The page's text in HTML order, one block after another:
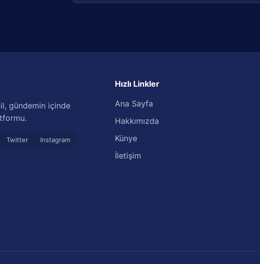
gündemin içinde
Twitter
Instagram
Hızlı Linkler
Ana Sayfa
Hakkımızda
Künye
İletişim